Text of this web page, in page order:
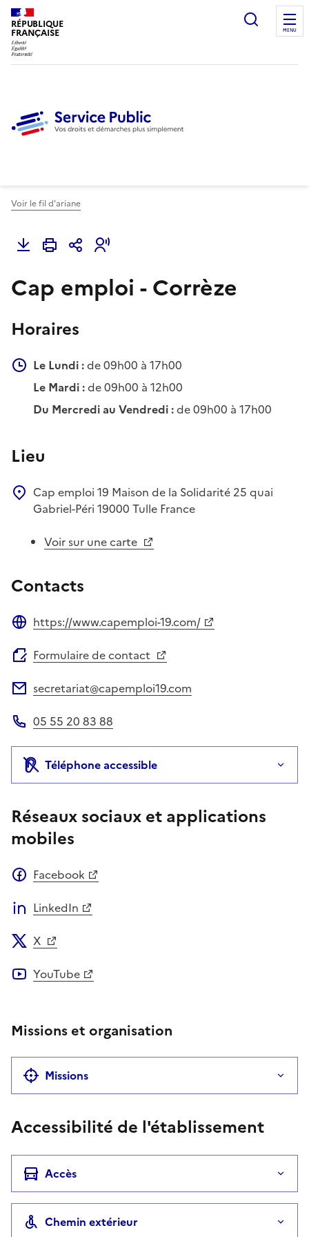
RÉPUBLIQUE
FRANÇAISE
Ouvrir
MENU
Voir le fil d'ariane
Cap emploi - Corrèze
Horaires
Le Lundi :de 09h00 à 17h00
Le Mardi :de 09h00 à 12h00
Du Mercredi au Vendredi :de 09h00 à 17h00
Lieu
Cap emploi 19 Maison de la Solidarité 25 quai
Gabriel-Péri 19000 Tulle France
Voir sur une carte
Contacts
https://www.capemploi-19.com/
Formulaire de contact
secretariat@capemploi19.com
05 55 20 83 88
Téléphone accessible
Réseaux sociaux et applications
mobiles
Facebook
LinkedIn
X
YouTube
Missions et organisation
Missions
Accessibilité de l'établissement
Accès
Chemin extérieur